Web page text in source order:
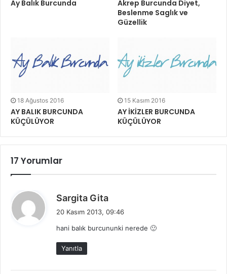
Ay Balık Burcunda
Akrep Burcunda Diyet,
Beslenme Saglık ve
Güzellik
18 Ağustos 2016
AY BALIK BURCUNDA
KÜÇÜLÜYOR
15 Kasım 2016
AY İKİZLER BURCUNDA
KÜÇÜLÜYOR
17 Yorumlar
Sargita Gita
i
20 Kasım 2013, 09:46
hani balık burcununki nerede 🙂
Yanıtla